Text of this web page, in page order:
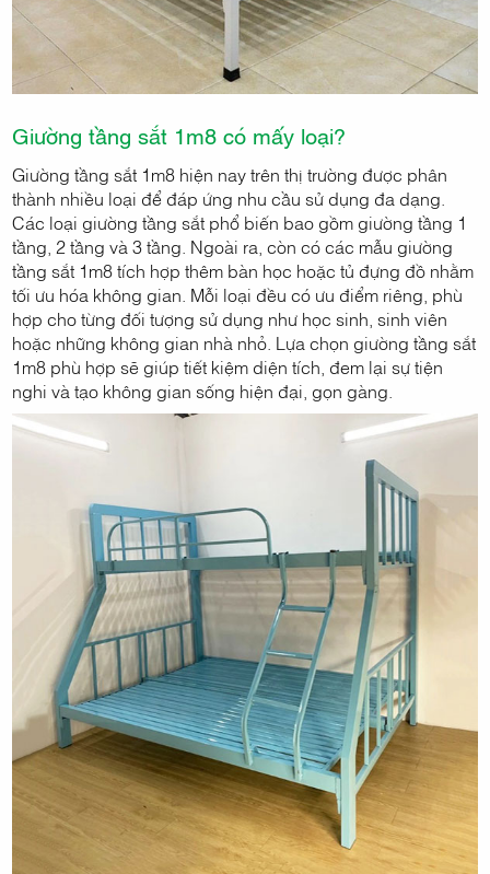
Giường tầng sắt 1m8 có mấy loại?
Giường tầng sắt 1m8 hiện nay trên thị trường được phân
thành nhiều loại để đáp ứng nhu cầu sử dụng đa dạng.
Các loại giường tầng sắt phổ biến bao gồm giường tầng 1
tầng, 2 tầng và 3 tầng. Ngoài ra, còn có các mẫu giường
tầng sắt 1m8 tích hợp thêm bàn học hoặc tủ đựng đồ nhằm
tối ưu hóa không gian. Mỗi loại đều có ưu điểm riêng, phù
hợp cho từng đối tượng sử dụng như học sinh, sinh viên
hoặc những không gian nhà nhỏ. Lựa chọn giường tầng sắt
1m8 phù hợp sẽ giúp tiết kiệm diện tích, đem lại sự tiện
nghi và tạo không gian sống hiện đại, gọn gàng.